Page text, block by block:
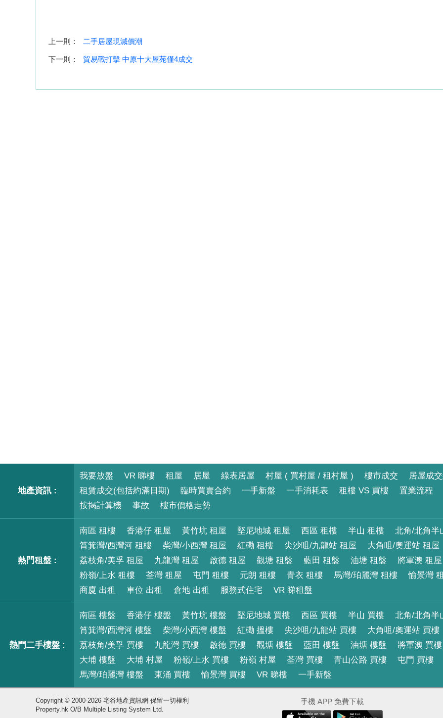
上一則： 二手居屋現減價潮
下一則： 貿易戰打擊 中原十大屋苑僅4成交
地產資訊 :
我要放盤 VR 睇樓 租屋 居屋 綠表居屋 村屋 ( 買村屋 / 租村屋 ) 樓市成交 居屋成
租賃成交(包括約滿日期)
臨時買賣合約 一手新盤 一手消耗表 租樓 VS 買樓 置業流程
按揭計算機
事故 樓市價格走勢
熱門租盤 :
南區 租樓 香港仔 租屋 黃竹坑 租屋 堅尼地城 租屋 西區 租樓 半山 租樓 北角/北角半
筲箕灣/西灣河 租樓
柴灣/小西灣 租屋 紅磡 租樓 尖沙咀/九龍站 租屋 大角咀/奧運站 租屋
荔枝角/美孚 租屋
九龍灣 租屋 啟德 租屋 觀塘 租盤 藍田 租盤 油塘 租盤 將軍澳 租屋
粉嶺/上水 租樓
荃灣 租屋 屯門 租樓 元朗 租樓 青衣 租樓 馬灣/珀麗灣 租樓 愉景灣
商廈 出租
車位 出租 倉地 出租 服務式住宅 VR 睇租盤
熱門二手樓盤 :
南區 樓盤 香港仔 樓盤 黃竹坑 樓盤 堅尼地城 買樓 西區 買樓 半山 買樓 北角/北角半
筲箕灣/西灣河 樓盤
柴灣/小西灣 樓盤 紅磡 搵樓 尖沙咀/九龍站 買樓 大角咀/奧運站 買樓
荔枝角/美孚 買樓
九龍灣 買樓 啟德 買樓 觀塘 樓盤 藍田 樓盤 油塘 樓盤 將軍澳 買樓
大埔 樓盤
大埔 村屋 粉嶺/上水 買樓 粉嶺 村屋 荃灣 買樓 青山公路 買樓 屯門 買樓
馬灣/珀麗灣 樓盤
東涌 買樓 愉景灣 買樓 VR 睇樓 一手新盤
Copyright © 2000-2026 宅谷地產資訊網 保留一切權利
Property.hk O/B Multiple Listing System Ltd.
手機 APP 免費下載